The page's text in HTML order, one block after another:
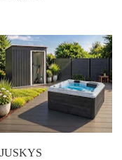
JUSKYS